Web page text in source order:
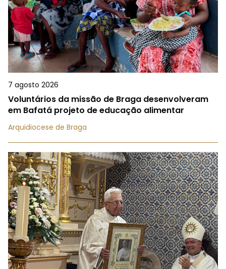
7 agosto 2026
Voluntários da missão de Braga desenvolveram
em Bafatá projeto de educação alimentar
Arquidiocese de Braga